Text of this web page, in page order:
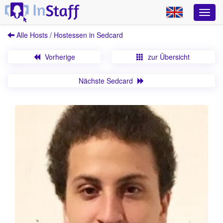
Alle Hosts / Hostessen in Sedcard
Vorherige zur Übersicht
Nächste Sedcard